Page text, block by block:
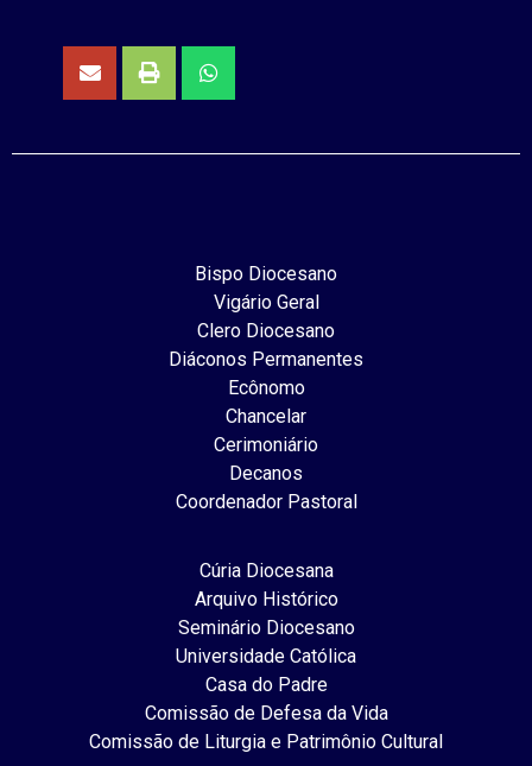
Bispo Diocesano
Vigário Geral
Clero Diocesano
Diáconos Permanentes
Ecônomo
Chancelar
Cerimoniário
Decanos
Coordenador Pastoral
Cúria Diocesana
Arquivo Histórico
Seminário Diocesano
Universidade Católica
Casa do Padre
Comissão de Defesa da Vida
Comissão de Liturgia e Patrimônio Cultural